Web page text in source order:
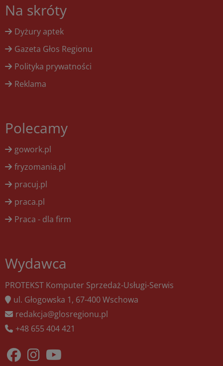
Na skróty
Dyżury aptek
Gazeta Głos Regionu
Polityka prywatności
Reklama
Polecamy
gowork.pl
fryzomania.pl
pracuj.pl
praca.pl
Praca - dla firm
Wydawca
PROTEKST Komputer Sprzedaż-Usługi-Serwis
ul. Głogowska 1, 67-400 Wschowa
redakcja@glosregionu.pl
+48 655 404 421